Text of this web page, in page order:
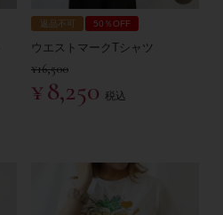
返品不可 50％OFF
ウエストマークTシャツ
¥16,500
¥8,250 税込